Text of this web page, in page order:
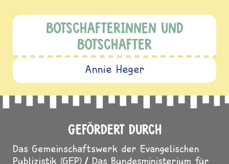
BOTSCHAFTERINNEN UND
BOTSCHAFTER
Annie Heger
GEFÖRDERT DURCH
Das Gemeinschaftswerk der Evangelischen
Publizistik (GEP)
Das Bundesministerium für